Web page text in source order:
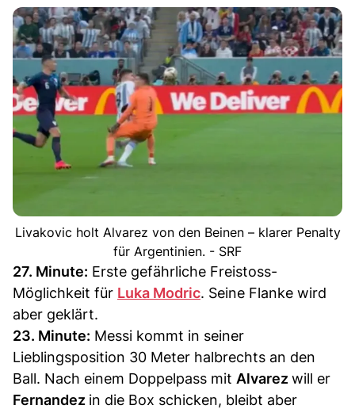
Livakovic holt Alvarez von den Beinen – klarer Penalty
für Argentinien. - SRF
27. Minute: Erste gefährliche Freistoss-
Möglichkeit für Luka Modric. Seine Flanke wird
aber geklärt.
23. Minute: Messi kommt in seiner
Lieblingsposition 30 Meter halbrechts an den
Ball. Nach einem Doppelpass mit Alvarezwill er
Fernandez in die Box schicken, bleibt aber